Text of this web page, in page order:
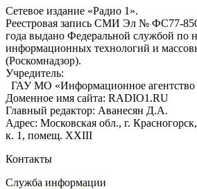
Сетевое издание «Радио 1».
Реестровая запись СМИ Эл № ФС77-
года выдано Федеральной службой по
информационных технологий и
(Роскомнадзор).
Учредитель:
ГАУ МО «Информационное агентство
Доменное имя сайта: RADIO1.RU
Главный редактор: Аванесян Д.А.
Адрес: Московская обл., г.
к. 1, помещ. XXIII
Контакты
Служба информации